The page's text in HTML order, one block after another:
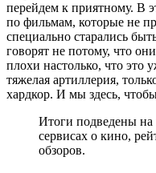
перейдем к приятному. В
по фильмам, которые не
специально старались
говорят не потому, что
плохи настолько, что это
тяжелая артиллерия,
хардкор. И мы здесь,
Итоги подведены
сервисах о кино,
обзоров.